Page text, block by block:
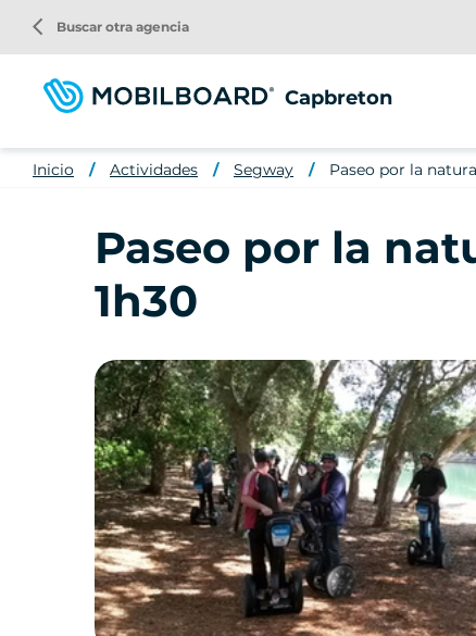
contenido
principal
Capbreton
arrow_back_ios Buscar otra agencia
Inicio Actividades Segway Paseo por la
Paseo por la
1h30